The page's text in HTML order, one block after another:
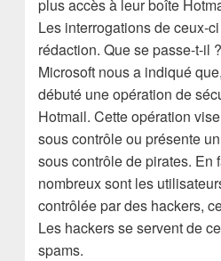
plus accès à leur boîte
Les interrogations de ceux-
rédaction. Que se passe-t-il
Microsoft nous a indiqué
débuté une opération de
Hotmail. Cette opération
sous contrôle ou présente
sous contrôle de pirates. En
nombreux sont les
contrôlée par des hackers,
Les hackers se servent de
spams.